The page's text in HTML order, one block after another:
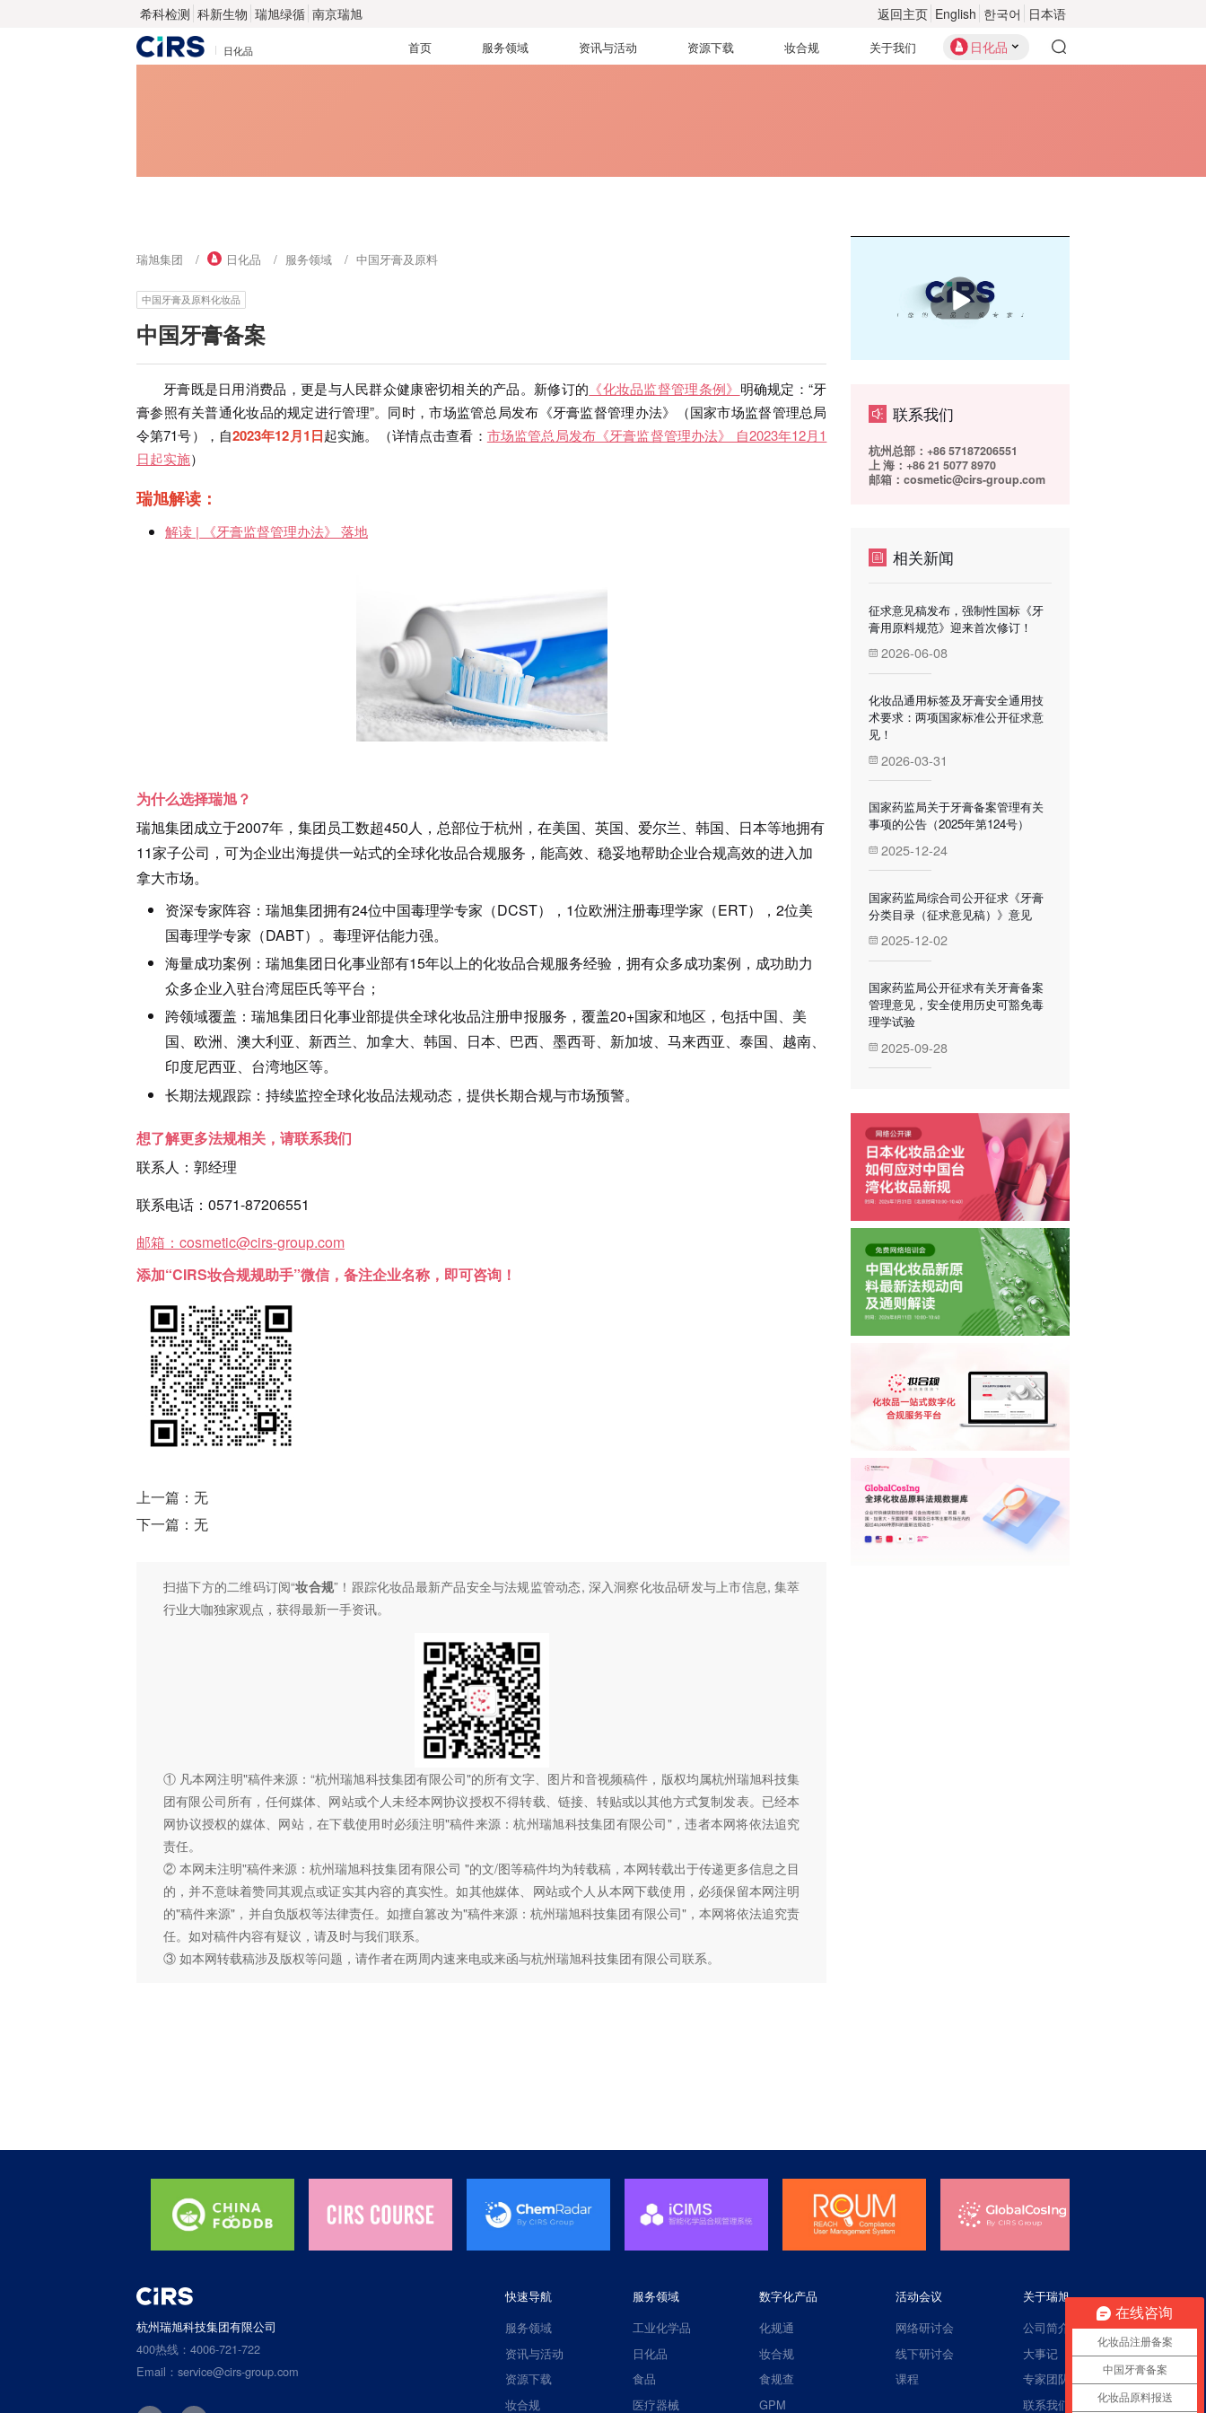
希科检测 科新生物 瑞旭绿循 南京瑞旭 返回主页 English 한국어 日本语
日化品 首页 服务领域 资讯与活动 资源下载 妆合规 关于我们 日化品
瑞旭集团 日化品 服务领域 中国牙膏及原料
中国牙膏及原料化妆品
中国牙膏备案
牙膏既是日用消费品，更是与人民群众健康密切相关的产品。新修订的 《化妆品监督管理条例》 明确规定：“牙
膏参照有关普通化妆品的规定进行管理”。同时，市场监管总局发布《牙膏监督管理办法》（国家市场监督管理总局
令第71号），自2023年12月1日起实施。（详情点击查看： 市场监管总局发布《牙膏监督管理办法》 自2023年12月1
日起实施）
瑞旭解读：
解读 | 《牙膏监督管理办法》 落地
为什么选择瑞旭？
瑞旭集团成立于2007年，集团员工数超450人，总部位于杭州，在美国、英国、爱尔兰、韩国、日本等地拥有
11家子公司，可为企业出海提供一站式的全球化妆品合规服务，能高效、稳妥地帮助企业合规高效的进入加
拿大市场。
资深专家阵容：瑞旭集团拥有24位中国毒理学专家（DCST），1位欧洲注册毒理学家（ERT），2位美
国毒理学专家（DABT）。毒理评估能力强。
海量成功案例：瑞旭集团日化事业部有15年以上的化妆品合规服务经验，拥有众多成功案例，成功助力
众多企业入驻台湾屈臣氏等平台；
跨领域覆盖：瑞旭集团日化事业部提供全球化妆品注册申报服务，覆盖20+国家和地区，包括中国、美
国、欧洲、澳大利亚、新西兰、加拿大、韩国、日本、巴西、墨西哥、新加坡、马来西亚、泰国、越南、
印度尼西亚、台湾地区等。
长期法规跟踪：持续监控全球化妆品法规动态，提供长期合规与市场预警。
想了解更多法规相关，请联系我们
联系人：郭经理
联系电话：0571-87206551
邮箱：cosmetic@cirs-group.com
添加“CIRS妆合规规助手”微信，备注企业名称，即可咨询！
上一篇：无
下一篇：无
扫描下方的二维码订阅“妆合规”！跟踪化妆品最新产品安全与法规监管动态, 深入洞察化妆品研发与上市信息, 集萃
行业大咖独家观点，获得最新一手资讯。
① 凡本网注明"稿件来源：“杭州瑞旭科技集团有限公司"的所有文字、图片和音视频稿件，版权均属杭州瑞旭科技集
团有限公司所有，任何媒体、网站或个人未经本网协议授权不得转载、链接、转贴或以其他方式复制发表。已经本
网协议授权的媒体、网站，在下载使用时必须注明"稿件来源：杭州瑞旭科技集团有限公司"，违者本网将依法追究
责任。
② 本网未注明"稿件来源：杭州瑞旭科技集团有限公司 "的文/图等稿件均为转载稿，本网转载出于传递更多信息之目
的，并不意味着赞同其观点或证实其内容的真实性。如其他媒体、网站或个人从本网下载使用，必须保留本网注明
的"稿件来源"，并自负版权等法律责任。如擅自篡改为"稿件来源：杭州瑞旭科技集团有限公司"，本网将依法追究责
任。如对稿件内容有疑议，请及时与我们联系。
③ 如本网转载稿涉及版权等问题，请作者在两周内速来电或来函与杭州瑞旭科技集团有限公司联系。
播
放
联系我们
杭州总部：+86 57187206551
上 海：+86 21 5077 8970
邮箱：cosmetic@cirs-group.com
相关新闻
征求意见稿发布，强制性国标《牙
膏用原料规范》迎来首次修订！
2026-06-08
化妆品通用标签及牙膏安全通用技
术要求：两项国家标准公开征求意
见！
2026-03-31
国家药监局关于牙膏备案管理有关
事项的公告（2025年第124号）
2025-12-24
国家药监局综合司公开征求《牙膏
分类目录（征求意见稿）》意见
2025-12-02
国家药监局公开征求有关牙膏备案
管理意见，安全使用历史可豁免毒
理学试验
2025-09-28
杭州瑞旭科技集团有限公司
400热线：4006-721-722
Email：service@cirs-group.com
快速导航
服务领域
资讯与活动
资源下载
妆合规
服务领域
工业化学品
日化品
食品
医疗器械
数字化产品
化规通
妆合规
食规查
GPM
活动会议
网络研讨会
线下研讨会
课程
关于瑞旭
公司简介
大事记
专家团队
联系我们
在线咨询
化妆品注册备案
中国牙膏备案
化妆品原料报送